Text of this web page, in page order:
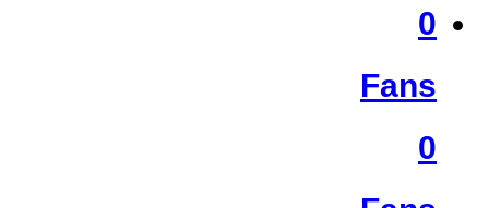
0
Fans
0